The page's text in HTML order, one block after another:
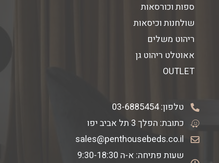
ספות וכורסאות
שולחנות וכיסאות
ריהוט משלים
אאוטלט ריהוט גן
OUTLET
טלפון:03-6885454
כתובת: הפלך 3 תל אביב יפו
sales@penthousebeds.co.il
שעות פתיחה: א-ה 9:30-18:30